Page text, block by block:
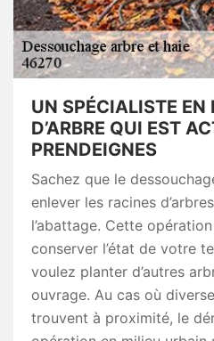
UN SPÉCIALISTE EN
D’ARBRE QUI EST
PRENDEIGNES
Sachez que le
enlever les racines
l’abattage. Cette
conserver l’état de votre
voulez planter d’autres
ouvrage. Au cas où
trouvent à proximité, le